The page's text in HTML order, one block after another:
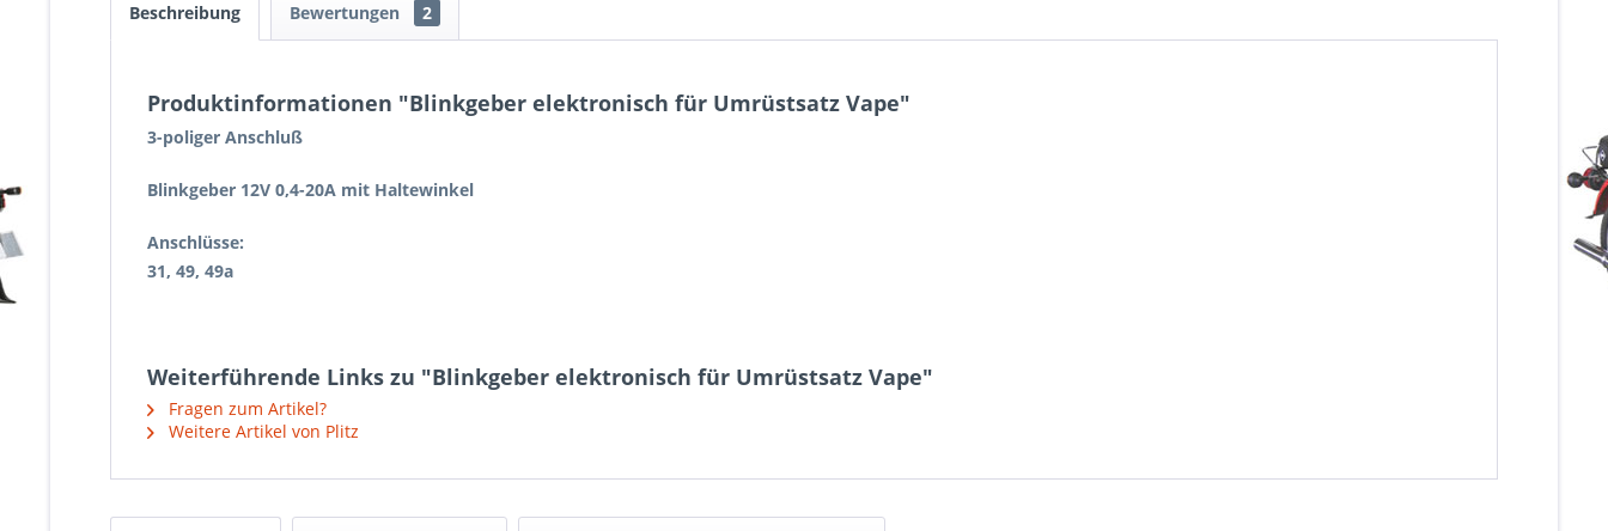
Beschreibung Bewertungen 2
Produktinformationen "Blinkgeber elektronisch für Umrüstsatz Vape"
3-poliger Anschluß
Blinkgeber 12V 0,4-20A mit Haltewinkel
Anschlüsse:
31, 49, 49a
Weiterführende Links zu "Blinkgeber elektronisch für Umrüstsatz Vape"
Fragen zum Artikel?
Weitere Artikel von Plitz